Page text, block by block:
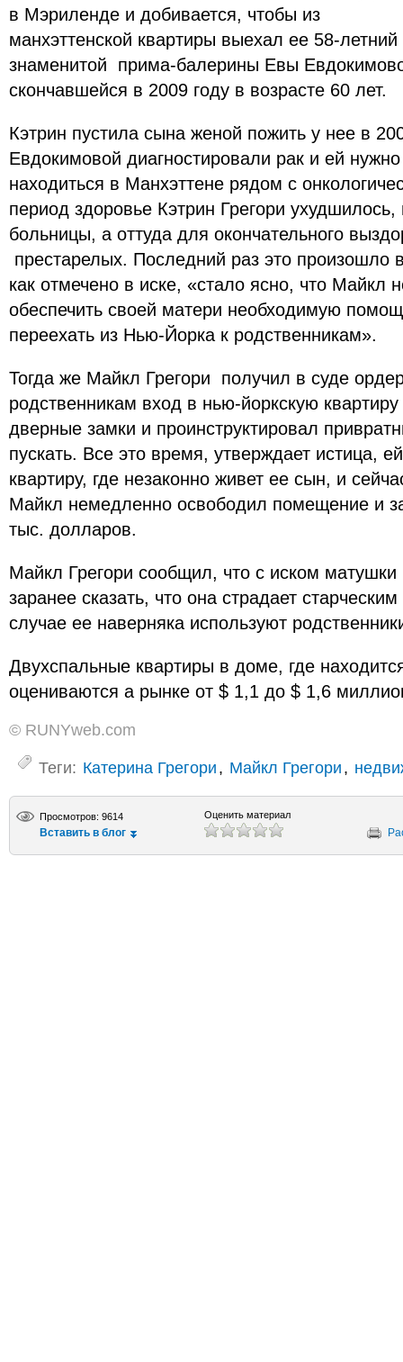
в Мэриленде и добивается, чтобы из
манхэттенской квартиры выехал ее 58-
знаменитой прима-балерины Евы
скончавшейся в 2009 году в возрасте 60 лет.
Кэтрин пустила сына женой пожить у нее в
Евдокимовой диагностировали рак и ей
находиться в Манхэттене рядом с
период здоровье Кэтрин Грегори
больницы, а оттуда для окончательного
престарелых. Последний раз это произошло
как отмечено в иске, «стало ясно, что Майкл
обеспечить своей матери необходимую
переехать из Нью-Йорка к родственникам».
Тогда же Майкл Грегори получил в суде
родственникам вход в нью-йоркскую
дверные замки и проинструктировал
пускать. Все это время, утверждает истица,
квартиру, где незаконно живет ее сын, и
Майкл немедленно освободил помещение и
тыс. долларов.
Майкл Грегори сообщил, что с иском
заранее сказать, что она страдает
случае ее наверняка используют
Двухспальные квартиры в доме, где
оцениваются а рынке от $ 1,1 до $ 1,6
© RUNYweb.com
Теги: Катерина Грегори, Майкл Грегори,
Просмотров: 9614
Вставить в блог
Оценить материал